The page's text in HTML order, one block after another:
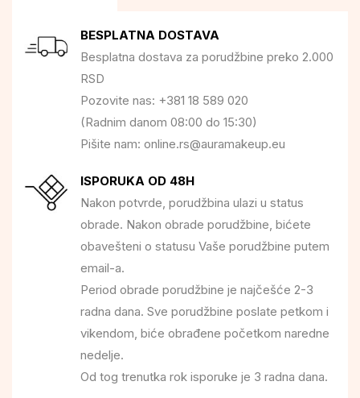
BESPLATNA DOSTAVA
Besplatna dostava za porudžbine preko 2.000
RSD
Pozovite nas: +381 18 589 020
(Radnim danom 08:00 do 15:30)
Pišite nam: online.rs@auramakeup.eu
ISPORUKA OD 48H
Nakon potvrde, porudžbina ulazi u status
obrade. Nakon obrade porudžbine, bićete
obavešteni o statusu Vaše porudžbine putem
email-a.
Period obrade porudžbine je najčešće 2-3
radna dana. Sve porudžbine poslate petkom i
vikendom, biće obrađene početkom naredne
nedelje.
Od tog trenutka rok isporuke je 3 radna dana.